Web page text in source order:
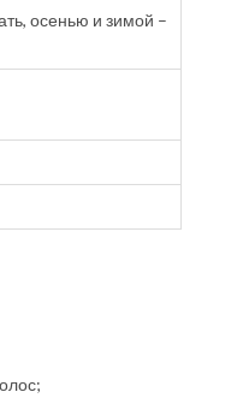
осенью и зимой –